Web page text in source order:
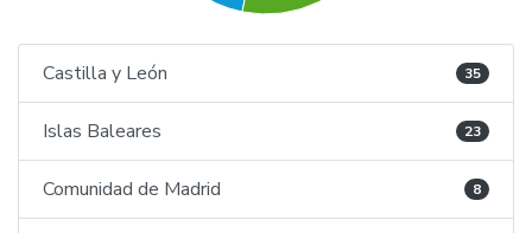
Castilla y León 35
Islas Baleares 23
Comunidad de Madrid 8